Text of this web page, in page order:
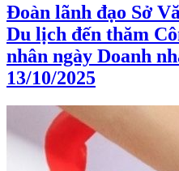
Đoàn lãnh đạo Sở
Du lịch đến thăm
nhân ngày Doanh
13/10/2025